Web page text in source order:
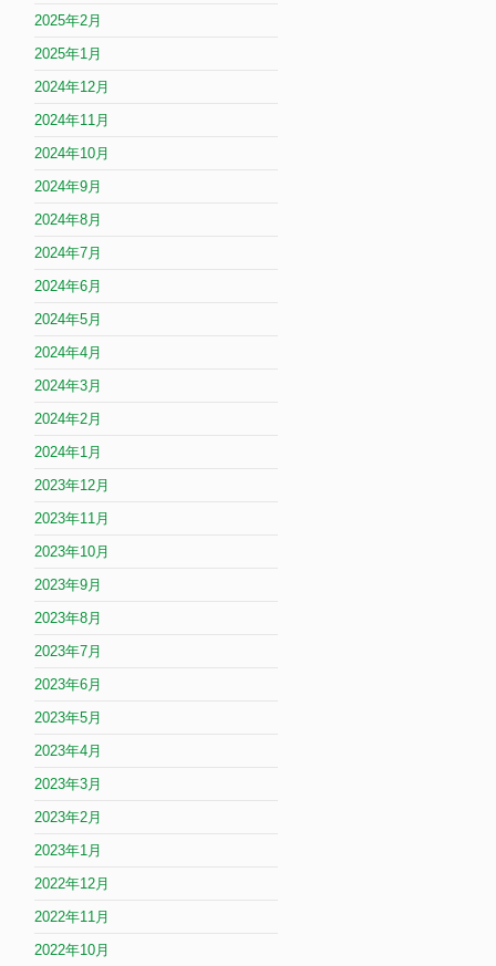
2025年2月
2025年1月
2024年12月
2024年11月
2024年10月
2024年9月
2024年8月
2024年7月
2024年6月
2024年5月
2024年4月
2024年3月
2024年2月
2024年1月
2023年12月
2023年11月
2023年10月
2023年9月
2023年8月
2023年7月
2023年6月
2023年5月
2023年4月
2023年3月
2023年2月
2023年1月
2022年12月
2022年11月
2022年10月